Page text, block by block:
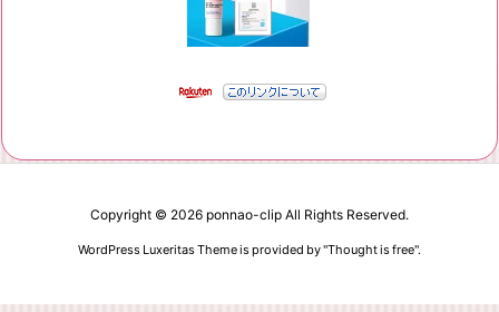
Copyright © 2026 ponnao-clip All Rights Reserved.
WordPress Luxeritas Theme is provided by "Thought is free".